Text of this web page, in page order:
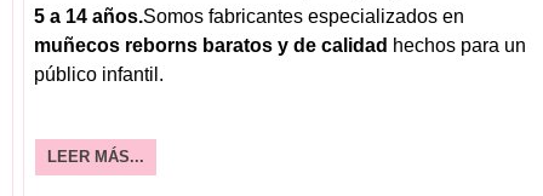
5 a 14 años.Somos fabricantes especializados en
muñecos reborns baratos y de calidad hechos para un
público infantil.
LEER MÁS...